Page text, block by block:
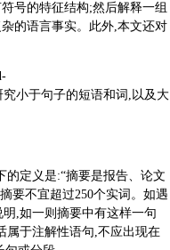
号的特征结构;然后解释一组
的语言事实。此外,本文还对
究小于句子的短语和词,以及大
定义是:“摘要是报告、论文
要不宜超过250个实词。如遇
,如一则摘要中有这样一句
属于注解性语句,不应出现在